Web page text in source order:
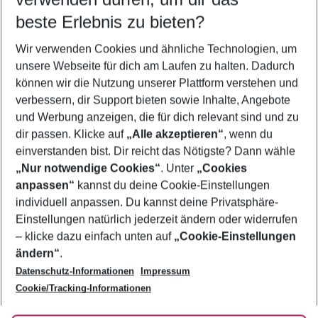
5-8 Nächte
2 Erwachsene Keine Kinder
Mehr Filter anzeigen
Footer
Footer navigation
Über uns
AGB
Bestpreisgarantie
Cookie-Einstellungen ändern
Cookie-Richtlinie
Agenturbetreuung
Barrierefreies Reisen
Folge uns
beste Erlebnis zu bieten?
Wir verwenden Cookies und ähnliche Technologien, um
unsere Webseite für dich am Laufen zu halten. Dadurch
können wir die Nutzung unserer Plattform verstehen und
verbessern, dir Support bieten sowie Inhalte, Angebote
und Werbung anzeigen, die für dich relevant sind und zu
dir passen. Klicke auf „Alle akzeptieren“, wenn du
einverstanden bist. Dir reicht das Nötigste? Dann wähle
„Nur notwendige Cookies“. Unter „Cookies
anpassen“ kannst du deine Cookie-Einstellungen
individuell anpassen. Du kannst deine Privatsphäre-
Einstellungen natürlich jederzeit ändern oder widerrufen
– klicke dazu einfach unten auf „Cookie-Einstellungen
ändern“.
Datenschutz-Informationen
Impressum
Cookie/Tracking-Informationen